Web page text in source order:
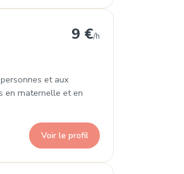
9 €/h
et aux
en maternelle et en
Voir le profil